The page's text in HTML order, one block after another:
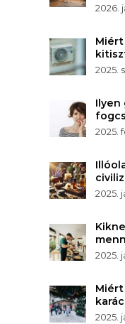
2026.
2025.
Ilyen
2025.
2025.
2025.
2025.